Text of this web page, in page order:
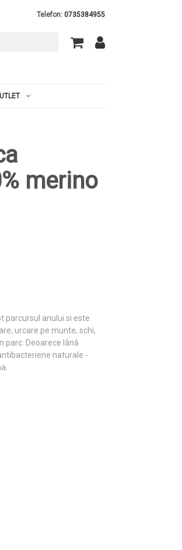
Telefon: 0735384955
merino
parcursul anului si este
urcare pe munte, schi,
parc. Deoarece lână
naturale -